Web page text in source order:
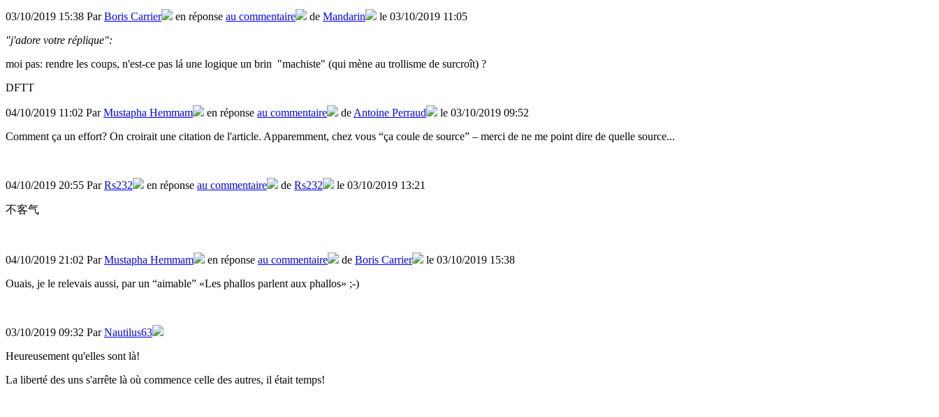
03/10/2019 15:38 ParBoris Carrier en réponse au commentaire de Mandarin
le 03/10/2019 11:05
"j'adore votre réplique":
moi pas: rendre les coups, n'est-ce pas lá une logique un brin "machiste" (qui mène au trollisme de surcroît) ?
DFTT
04/10/2019 11:02 ParMustapha Hemmam en réponse au commentaire deAntoine Perraud
le 03/10/2019 09:52
Comment ça un effort? On croirait une citation de l'article. Apparemment, chez vous “ça coule de source” – merci de ne me point dire de quelle source...
04/10/2019 20:55 ParRs232 en réponse au commentaire de Rs232 le 03/10/2019 13:21
不客气
04/10/2019 21:02 ParMustapha Hemmam en réponse au commentaire de Boris Carrier
le 03/10/2019 15:38
Ouais, je le relevais aussi, par un “aimable” «Les phallos parlent aux phallos» ;-)
03/10/2019 09:32 ParNautilus63
Heureusement qu'elles sont là!
La liberté des uns s'arrête là où commence celle des autres, il était temps!